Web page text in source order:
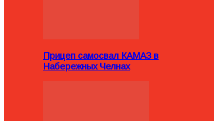
Прицеп самосвал КАМАЗ в
Набережных Челнах